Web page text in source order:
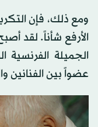
ومع ذلك، فإن
الأرفع شأناً. لقد
عضواً بين الفنانين